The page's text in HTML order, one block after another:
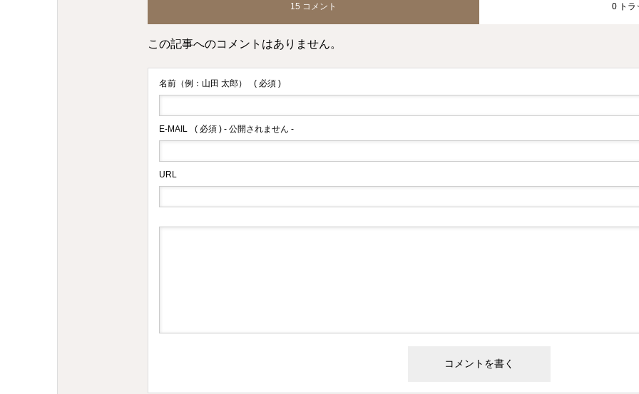
15 コメント 0 トラ
この記事へのコメントはありません。
名前（例：山田 太郎） ( 必須 )
E-MAIL ( 必須 ) - 公開されません -
URL